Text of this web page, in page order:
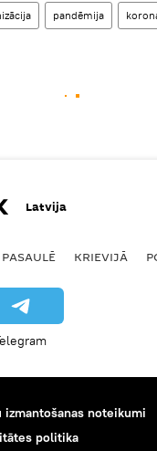
pandēmija
Latvija
PASAULĒ KRIEVIJĀ
izmantošanas noteikumi
politika